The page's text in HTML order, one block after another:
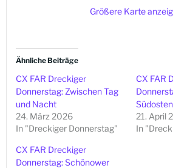
Größere Karte
Ähnliche Beiträge
CX FAR Dreckiger
Donnerstag: Zwischen Tag
und Nacht
24. März 2026
In "Dreckiger Donnerstag"
CX FAR
21. April
In
CX FAR Dreckiger
Donnerstag: Schönower